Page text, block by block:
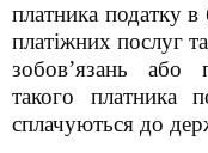
платника податку в
платіжних послуг
зобов’язань або
такого платника
сплачуються до